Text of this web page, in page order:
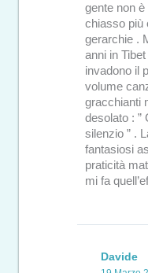
gente non
chiasso più
gerarchie .
anni in
invadono il
volume
gracchianti
desolato : ”
silenzio ” .
fantasiosi
praticità
mi fa
Davide